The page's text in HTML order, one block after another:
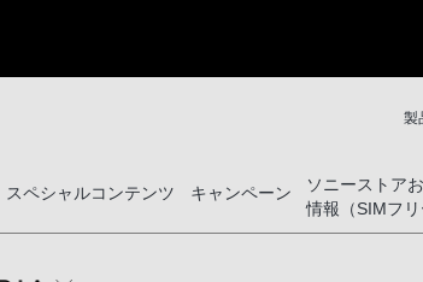
製
スペシャルコンテンツ キャンペーン
ソニーストア
情報（SIMフリ